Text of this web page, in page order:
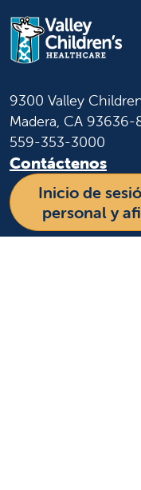
9300 Valley
Madera, CA 93636-
559-353-3000
Contáctenos
Inicio de
personal y